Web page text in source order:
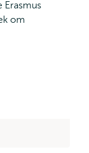
Erasmus
om